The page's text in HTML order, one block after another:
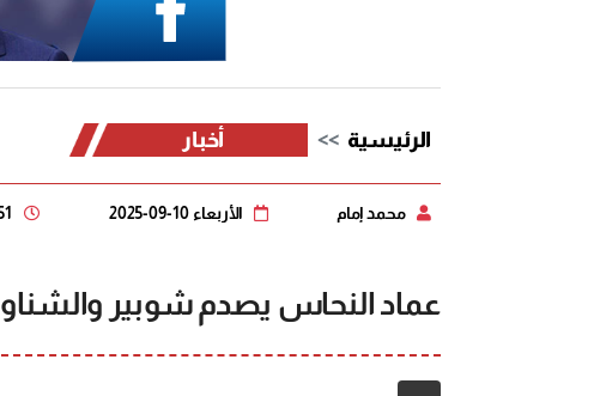
الرئيسية أخبار
محمد إمام الأربعاء 10-09-2025
عماد النحاس يصدم شوبير